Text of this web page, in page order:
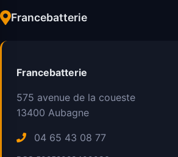
Francebatterie
Francebatterie
575 avenue de la coueste
13400 Aubagne
04 65 43 08 77